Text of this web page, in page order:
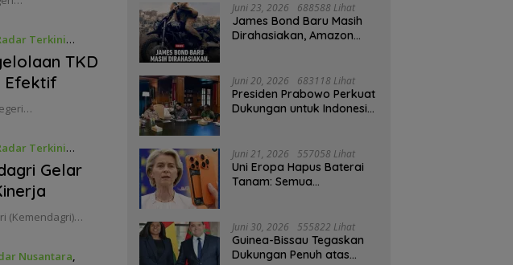
Terkini
TKD
Efektif
Terkini
Gelar
(Kemendagri)…
Nusantara,
Juni 23, 2026 688588 Lihat
James Bond Baru Masih
Dirahasiakan, Amazon
Juni 20, 2026 683118 Lihat
Presiden Prabowo Perkuat
Dukungan untuk Indonesia
Timnas Menuju Piala Dunia
2030
Juni 21, 2026 557058 Lihat
Uni Eropa Hapus Baterai
Tanam: Semua
Juni 30, 2026 555822 Lihat
Guinea-Bissau Tegaskan
Dukungan Penuh atas